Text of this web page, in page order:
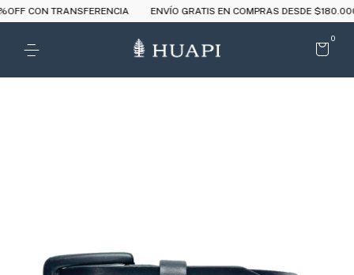
CON TRANSFERENCIA ENVÍO GRATIS EN COMPRAS DESDE $180.000
0